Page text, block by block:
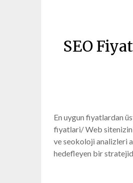
SEO
En uygun fiyatlardan
fiyatlari/ Web sitenizin
ve seokoloji analizleri
hedefleyen bir